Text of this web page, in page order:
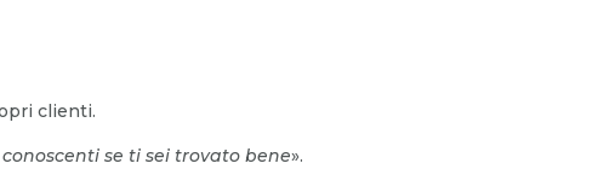
clienti.
se ti sei trovato bene».